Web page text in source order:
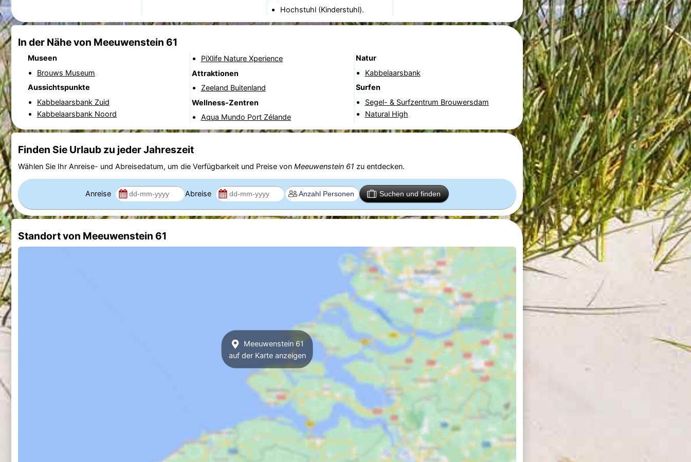
Hochstuhl (Kinderstuhl).
In der Nähe von Meeuwenstein 61
Museen
Brouws Museum
Aussichtspunkte
Kabbelaarsbank Zuid
Kabbelaarsbank Noord
PiXlife Nature Xperience
Attraktionen
Zeeland Buitenland
Wellness-Zentren
Aqua Mundo Port Zélande
Natur
Kabbelaarsbank
Surfen
Segel- & Surfzentrum Brouwersdam
Natural High
Finden Sie Urlaub zu jeder Jahreszeit
Wählen Sie Ihr Anreise- und Abreisedatum, um die Verfügbarkeit und Preise von Meeuwenstein 61 zu entdecken.
Anreise Abreise Suchen und finden
Standort von Meeuwenstein 61
Meeuwenstein 61
auf der Karte anzeigen